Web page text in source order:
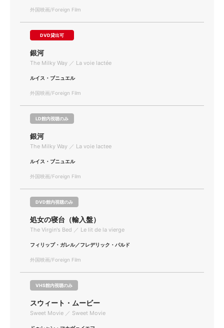
外国映画/Foreign Film
DVD貸出可
銀河
The Milky Way ／ La voie lactée
ルイス・ブニュエル
外国映画/Foreign Film
LD館内視聴のみ
銀河
The Milky Way ／ La voie lactee
ルイス・ブニュエル
外国映画/Foreign Film
DVD館内視聴のみ
処女の寝台（輸入盤）
The Virgin's Bed ／ Le lit de la vierge
フィリップ・ガレル／フレデリック・パルド
外国映画/Foreign Film
VHS館内視聴のみ
スウィート・ムービー
Sweet Movie ／ Sweet Movie